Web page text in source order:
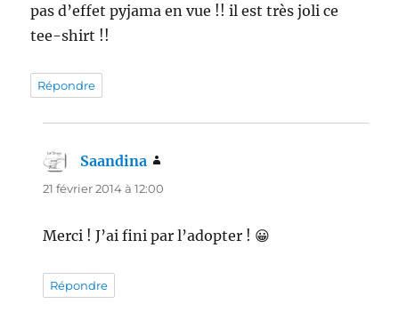
pas d’effet pyjama en vue !! il est très joli ce
tee-shirt !!
Répondre
Saandina
21 février 2014 à 12:00
Merci ! J’ai fini par l’adopter ! 😀
Répondre